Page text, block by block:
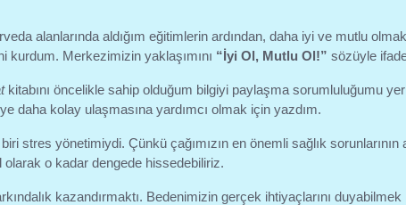
alanlarında aldığım eğitimlerin ardından, daha iyi ve mutlu
kurdum. Merkezimizin yaklaşımını “İyi Ol, Mutlu Ol!” sözüyle
kitabını öncelikle sahip olduğum bilgiyi paylaşma sorumluluğumu
daha kolay ulaşmasına yardımcı olmak için yazdım.
stres yönetimiydi. Çünkü çağımızın en önemli sağlık
o kadar dengede hissedebiliriz.
kazandırmaktı. Bedenimizin gerçek ihtiyaçlarını